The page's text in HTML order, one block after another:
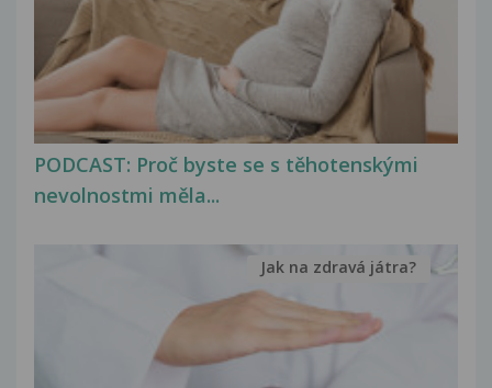
PODCAST: Proč byste se s těhotenskými
nevolnostmi měla...
Jak na zdravá játra?